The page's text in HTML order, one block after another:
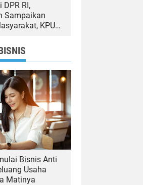
DPR RI,
Sampaikan
KPU
Bisnis Anti
Usaha
Matinya